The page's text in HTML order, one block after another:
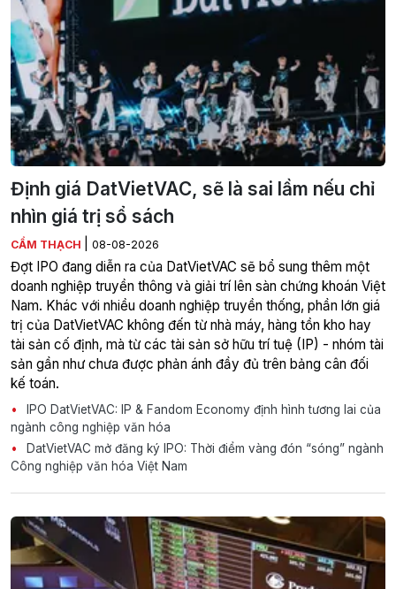
Định giá DatVietVAC, sẽ là sai lầm nếu chỉ
nhìn giá trị sổ sách
CẨM THẠCH 08-08-2026
Đợt IPO đang diễn ra của DatVietVAC sẽ bổ sung thêm một
doanh nghiệp truyền thông và giải trí lên sàn chứng khoán Việt
Nam. Khác với nhiều doanh nghiệp truyền thống, phần lớn giá
trị của DatVietVAC không đến từ nhà máy, hàng tồn kho hay
tài sản cố định, mà từ các tài sản sở hữu trí tuệ (IP) - nhóm tài
sản gần như chưa được phản ánh đầy đủ trên bảng cân đối
kế toán.
IPO DatVietVAC: IP & Fandom Economy định hình tương lai của
ngành công nghiệp văn hóa
DatVietVAC mở đăng ký IPO: Thời điểm vàng đón “sóng” ngành
Công nghiệp văn hóa Việt Nam